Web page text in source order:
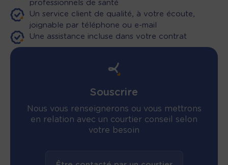
professionnels de santé
Un service client de qualité, à votre écoute,
joignable par téléphone ou e-mail
Une assistance incluse dans votre contrat
Souscrire
Nous vous renseignerons ou vous mettrons
en relation avec un courtier conseil selon
votre besoin